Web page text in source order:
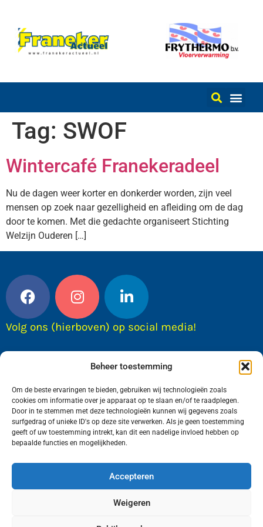
Beheer toestemming
Om de beste ervaringen te bieden, gebruiken wij technologieën zoals
cookies om informatie over je apparaat op te slaan en/of te raadplegen.
Door in te stemmen met deze technologieën kunnen wij gegevens zoals
surfgedrag of unieke ID's op deze site verwerken. Als je geen toestemming
geeft of uw toestemming intrekt, kan dit een nadelige invloed hebben op
bepaalde functies en mogelijkheden.
Accepteren
Weigeren
Tag: SWOF
Wintercafé Franekeradeel
Nu de dagen weer korter en donkerder worden, zijn veel
mensen op zoek naar gezelligheid en afleiding om de dag
door te komen. Met die gedachte organiseert Stichting
Welzijn Ouderen […]
Volg ons (hierboven) op social media!
Wij van FranekerActueel.nl verzorgen het nieuws
in de Gemeente Waadhoeke. Met als hoofdplaats